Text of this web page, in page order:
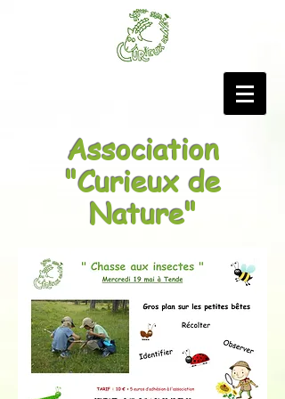
Association
"Curieux de
Nature"